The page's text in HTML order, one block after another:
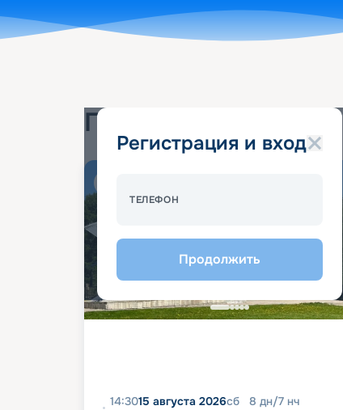
Регистрация и вход
ТЕЛЕФОН
Продолжить
Популярные круизы
14:3015 августа 2026сб 8 дн/7 нч